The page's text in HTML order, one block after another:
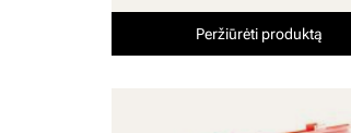
Peržiūrėti produktą